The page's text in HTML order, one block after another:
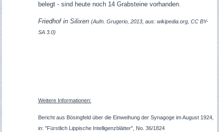
belegt - sind heute noch 14 Grabsteine vorhanden.
Friedhof in Silixen (Aufn. Grugerio, 2013, aus: wikipedia.org, CC BY-
SA 3.0)
Weitere Informationen:
Bericht aus Bösingfeld über die Einweihung der Synagoge im August 1924,
in: "Fürstlich Lippische Intelligenzblätter", No. 36/1824